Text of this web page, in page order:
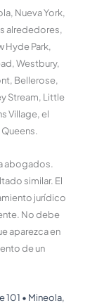
Nueva York,
alrededores,
Hyde Park,
Westbury,
Bellerose,
Stream, Little
Village, el
abogados.
similar. El
jurídico
No debe
aparezca en
de un
101 • Mineola,